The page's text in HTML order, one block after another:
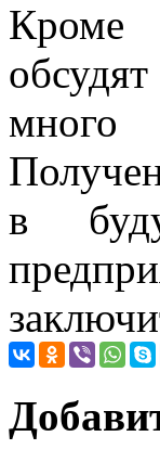
Кроме
много
в